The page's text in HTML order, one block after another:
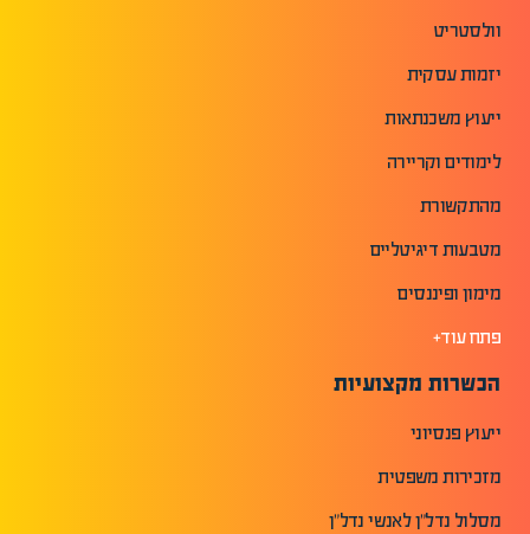
וולסטריט
יזמות עסקית
ייעוץ משכנתאות
לימודים וקריירה
מהתקשורת
מטבעות דיגיטליים
מימון ופיננסים
פתח עוד+
הכשרות מקצועיות
ייעוץ פנסיוני
מזכירות משפטית
מסלול נדל"ן לאנשי נדל"ן